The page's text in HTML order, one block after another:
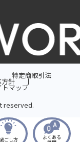
特定商取引法
針
トマップ
reserved.
過ごし方 よくある